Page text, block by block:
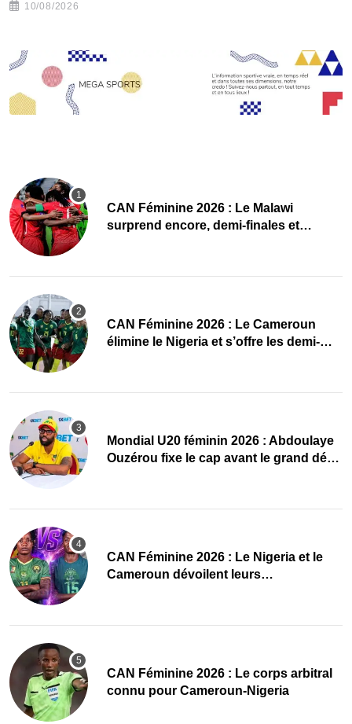
10/08/2026
CAN Féminine 2026 : Le Malawi
surprend encore, demi-finales et
CAN Féminine 2026 : Le Cameroun
élimine le Nigeria et s’offre les demi-
Mondial U20 féminin 2026 : Abdoulaye
Ouzérou fixe le cap avant le grand défi
‎CAN Féminine 2026 : Le Nigeria et le
Cameroun dévoilent leurs
‎CAN Féminine 2026 : Le corps arbitral
connu pour Cameroun-Nigeria